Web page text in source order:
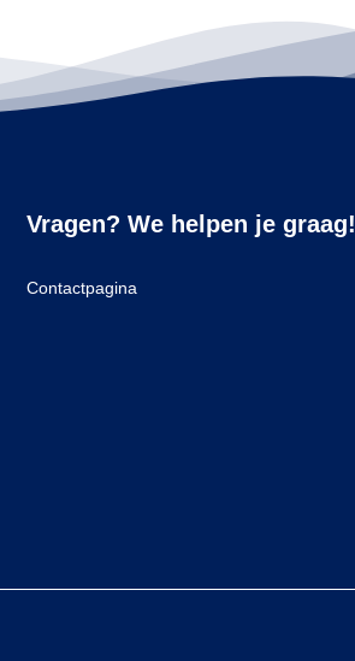
Vragen? We helpen je graag!
Contactpagina